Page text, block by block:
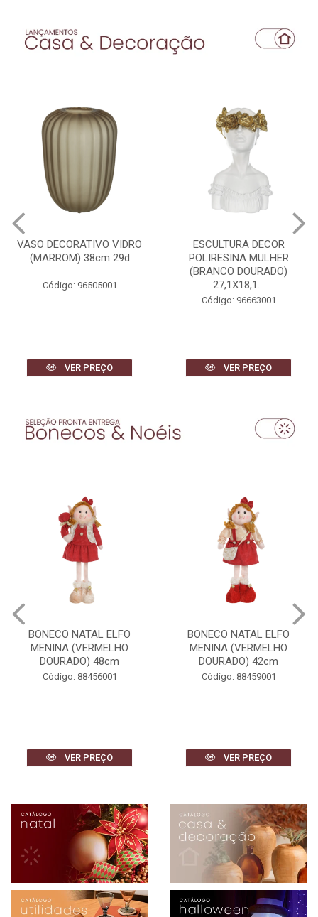
VASO DECORATIVO VIDRO
(MARROM) 38cm 29d
Código: 96505001
VER PREÇO
ESCULTURA DECOR
POLIRESINA MULHER
(BRANCO DOURADO)
27,1X18,1...
Código: 96663001
VER PREÇO
BONECO NATAL ELFO
MENINA (VERMELHO
DOURADO) 48cm
Código: 88456001
VER PREÇO
BONECO NATAL ELFO
MENINA (VERMELHO
DOURADO) 42cm
Código: 88459001
VER PREÇO